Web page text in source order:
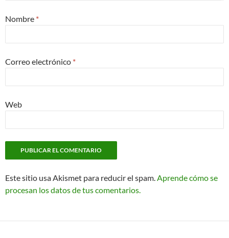
Nombre *
Correo electrónico *
Web
Este sitio usa Akismet para reducir el spam.Aprende cómo se
procesan los datos de tus comentarios.